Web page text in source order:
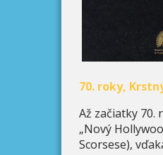
70. roky,
Až začiatky 70.
„Nový
Scorsese),